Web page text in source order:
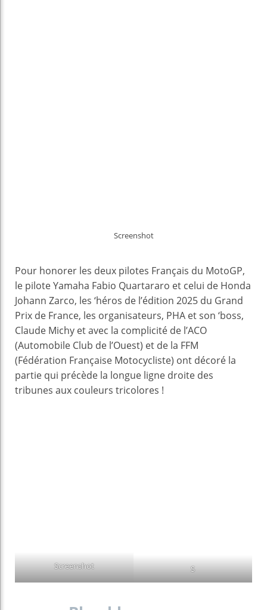
Screenshot
Pour honorer les deux pilotes Français du MotoGP,
le pilote Yamaha Fabio Quartararo et celui de Honda
Johann Zarco, les ‘héros de l’édition 2025 du Grand
Prix de France, les organisateurs, PHA et son ‘boss,
Claude Michy et avec la complicité de l’ACO
(Automobile Club de l’Ouest) et de la FFM
(Fédération Française Motocycliste) ont décoré la
partie qui précède la longue ligne droite des
tribunes aux couleurs tricolores !
Screenshot S